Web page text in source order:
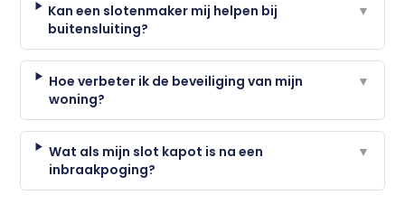
Kan een slotenmaker mij helpen bij
buitensluiting?
▼
Hoe verbeter ik de beveiliging van mijn
woning?
▼
Wat als mijn slot kapot is na een
inbraakpoging?
▼